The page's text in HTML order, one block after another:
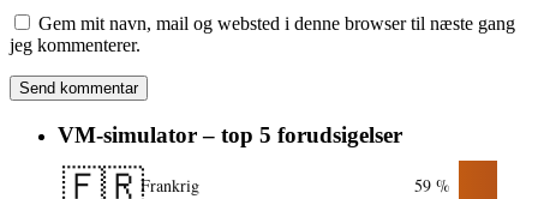
Gem mit navn, mail og websted i denne browser til næste gang
jeg kommenterer.
VM-simulator – top 5 forudsigelser
🇫🇷Frankrig 59 %